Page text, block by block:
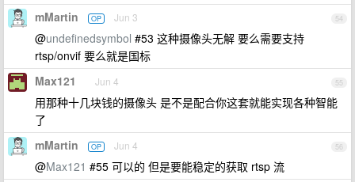
54
mMartin OP Jun 3
@undefinedsymbol #53 这种摄像头无解 要么需要支持
rtsp/onvif 要么就是国标
55
Max121 Jun 4
用那种十几块钱的摄像头 是不是配合你这套就能实现各种智能
了
56
mMartin OP Jun 4
@Max121 #55 可以的 但是要能稳定的获取 rtsp 流